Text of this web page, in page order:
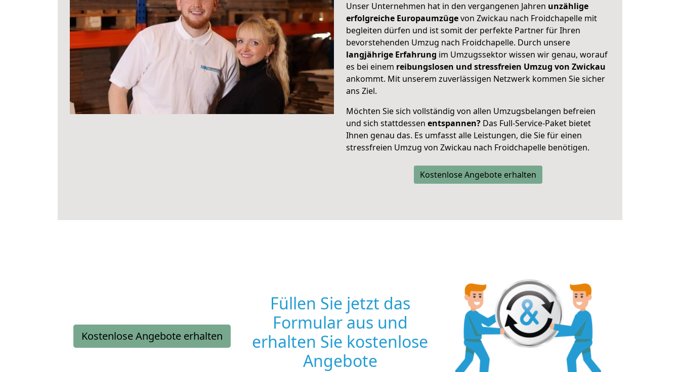
Unser Unternehmen hat in den vergangenen Jahren unzählige
erfolgreiche Europaumzügevon Zwickau nach Froidchapelle mit
begleiten dürfen und ist somit der perfekte Partner für Ihren
bevorstehenden Umzug nach Froidchapelle. Durch unsere
langjährige Erfahrung im Umzugssektor wissen wir genau, worauf
es bei einem reibungslosen und stressfreien Umzug von Zwickau
ankommt. Mit unserem zuverlässigen Netzwerk kommen Sie sicher
ans Ziel.
Möchten Sie sich vollständig von allen Umzugsbelangen befreien
und sich stattdessen entspannen? Das Full-Service-Paket bietet
Ihnen genau das. Es umfasst alle Leistungen, die Sie für einen
stressfreien Umzug von Zwickau nach Froidchapelle benötigen.
Kostenlose Angebote erhalten
Kostenlose Angebote erhalten
Füllen Sie jetzt das
Formular aus und
erhalten Sie kostenlose
Angebote